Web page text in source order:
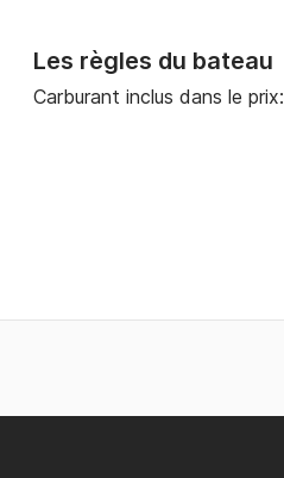
Les règles du bateau
Carburant inclus dans le prix: